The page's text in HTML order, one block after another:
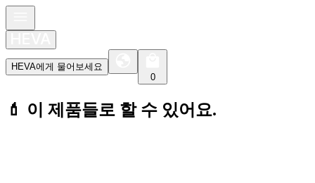
HEVA에게 물어보세요
0
💄 이 제품들로 할 수 있어요.